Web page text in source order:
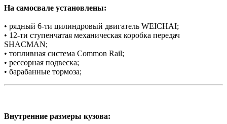
На самосвале установлены:
• рядный 6-ти цилиндровый двигатель WEICHAI;
• 12-ти ступенчатая механическая коробка передач
SHACMAN;
• топливная система Common Rail;
• рессорная подвеска;
• барабанные тормоза;
Внутренние размеры кузова: